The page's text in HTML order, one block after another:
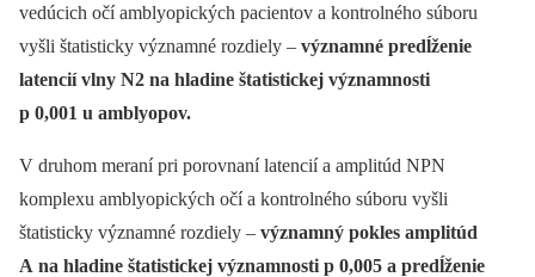
vedúcich očí amblyopických pacientov a kontrolného súboru
vyšli štatisticky významné rozdiely –⁠ významné predĺženie
latencií vlny N2 na hladine štatistickej významnosti
p 0,001 u amblyopov.
V druhom meraní pri porovnaní latencií a amplitúd NPN
komplexu amblyopických očí a kontrolného súboru vyšli
štatisticky významné rozdiely –⁠ významný pokles amplitúd
A na hladine štatistickej významnosti p 0,005 a predĺženie